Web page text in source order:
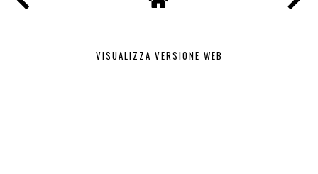
VISUALIZZA VERSIONE WEB